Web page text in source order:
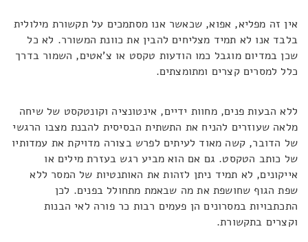
אין זה מפליא, אפוא, שכאשר אנו מסתמכים על תקשורת מילולית
בלבד אנו לא תמיד מצליחים להבין את כוונת המשורר. לא כל
שכן במדיום מוגבל כמו הודעות טקסט או צ'אטים, השמור בדרך
כלל למסרים קצרים ומתומצתים.
ללא הבעות פנים, מחוות ידיים, אינטונציה וקונטקסט של שיחה
מלאה שעוזרים להניח את התשתית הבסיסית להבנת מצבו הרגשי
של הדובר, קשה מאוד לעיתים לפרש בצורה מדויקת את עמדותיו
של כותב הטקסט. גם אם הוא מביע רגש בעזרת מילים או
אייקונים, לא תמיד ניתן לזהות את האותנטיות של המסר ללא
שפת הגוף שחושפת את מה שבאמת מתחולל בפנים. לכן
התכתבויות במסרונים הן פעמים רבות כר פורה לאי הבנות
וקצרים בתקשורת.